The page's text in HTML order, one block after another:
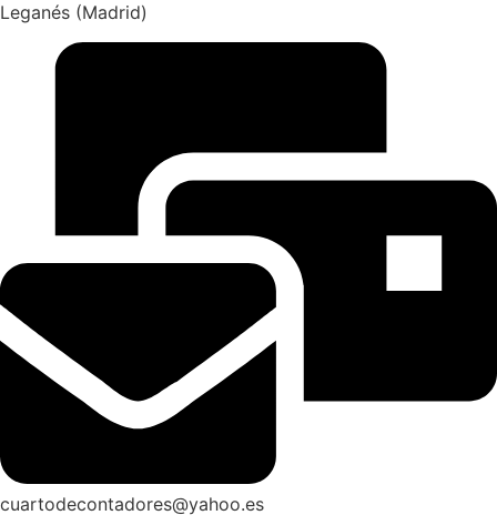
Leganés (Madrid)
cuartodecontadores@yahoo.es